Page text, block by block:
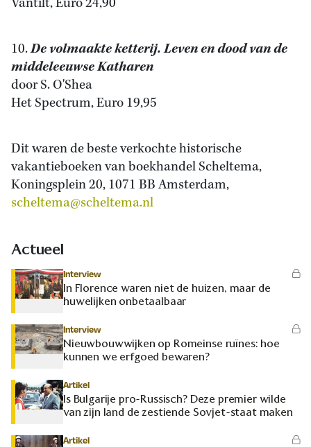
10.De volmaakte ketterij. Leven en dood van de
middeleeuwse Katharen
door S. O'Shea
Het Spectrum, Euro 19,95
Dit waren de beste verkochte historische
vakantieboeken van boekhandel Scheltema,
Koningsplein 20, 1071 BB Amsterdam,
scheltema@scheltema.nl
Actueel
Interview
In Florence waren niet de huizen, maar de
huwelijken onbetaalbaar
Interview
Nieuwbouwwijken op Romeinse ruïnes: hoe
kunnen we erfgoed bewaren?
Artikel
Is Bulgarije pro-Russisch? Deze premier wilde
van zijn land de zestiende Sovjet-staat maken
Artikel